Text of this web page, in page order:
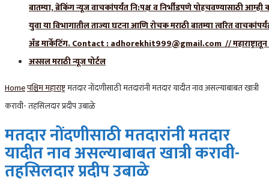
बातम्या, ब्रेकिंग न्यूज वाचकांपर्यंत नि:पक्ष व निर्भीडपणे पोहचवण्यासाठी
युवा या विभागातील ताज्या घटना आणि रोचक मराठी बातम्या त्वरित
अँड मार्केटिंग. Contact : adhorekhit999@gmail.com //
अस्सल मराठी न्यूज पोर्टल
Homeपश्चिम महाराष्ट्रमतदार नोंदणीसाठी मतदारांनी मतदार यादीत नाव असल्याबाबत खात्री
करावी- तहसिलदार प्रदीप उबाळे
मतदार नोंदणीसाठी मतदारांनी मतदार
यादीत नाव असल्याबाबत खात्री करावी-
तहसिलदार प्रदीप उबाळे